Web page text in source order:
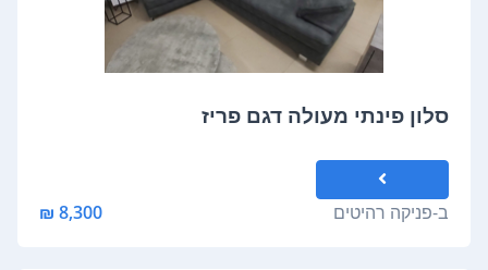
סלון פינתי מעולה דגם פריז
ב-פניקה רהיטים 8,300 ₪